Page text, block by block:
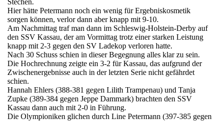
Stechen.
Hier hätte Petermann noch ein wenig für Ergebniskosmetik
sorgen können, verlor dann aber knapp mit 9-10.
Am Nachmittag traf man dann im Schleswig-Holstein-Derby auf
den SSV Kassau, der am Vormittag trotz einer starken Leistung
knapp mit 2-3 gegen den SV Ladekop verloren hatte.
Nach 30 Schuss schien in dieser Begegnung alles klar zu sein.
Die Hochrechnung zeigte ein 3-2 für Kassau, das aufgrund der
Zwischenergebnisse auch in der letzten Serie nicht gefährdet
schien.
Hannah Ehlers (388-381 gegen Lilith Trampenau) und Tanja
Zupke (389-384 gegen Jeppe Dammark) brachten den SSV
Kassau dann auch mit 2-0 in Führung.
Die Olympioniken glichen durch Line Petermann (397-385 gegen